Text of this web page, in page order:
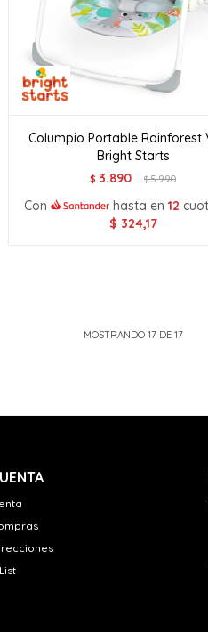
Columpio Portable Rainforest
Bright Starts
$ 3.890 $5.990
Con hasta en12
$ 324,17
MOSTRANDO 17 DE 17